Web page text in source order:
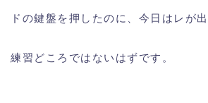
ドの鍵盤を押したのに、今日はレが
練習どころではないはずです。